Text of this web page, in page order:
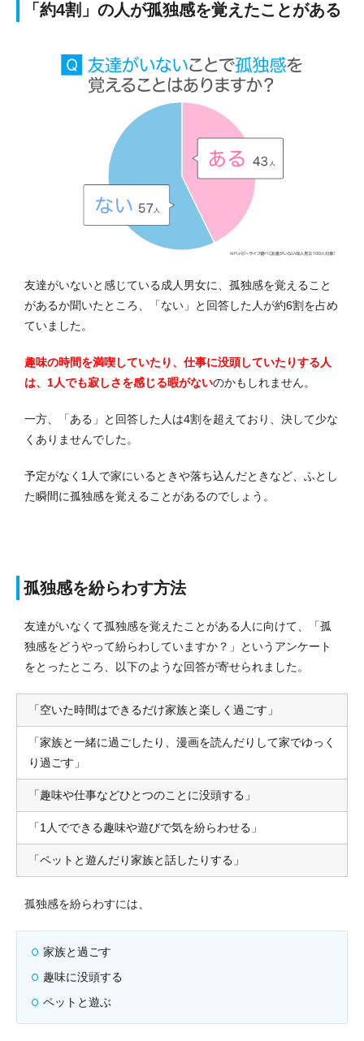
「約4割」の人が孤独感を覚えたことがある
友達がいないと感じている成人男女に、孤独感を覚えること
があるか聞いたところ、「ない」と回答した人が約6割を占め
ていました。
趣味の時間を満喫していたり、仕事に没頭していたりする人
は、1人でも寂しさを感じる暇がないのかもしれません。
一方、「ある」と回答した人は4割を超えており、決して少な
くありませんでした。
予定がなく1人で家にいるときや落ち込んだときなど、ふとし
た瞬間に孤独感を覚えることがあるのでしょう。
孤独感を紛らわす方法
友達がいなくて孤独感を覚えたことがある人に向けて、「孤
独感をどうやって紛らわしていますか？」というアンケート
をとったところ、以下のような回答が寄せられました。
「空いた時間はできるだけ家族と楽しく過ごす」
「家族と一緒に過ごしたり、漫画を読んだりして家でゆっく
り過ごす」
「趣味や仕事などひとつのことに没頭する」
「1人でできる趣味や遊びで気を紛らわせる」
「ペットと遊んだり家族と話したりする」
孤独感を紛らわすには、
家族と過ごす
趣味に没頭する
ペットと遊ぶ